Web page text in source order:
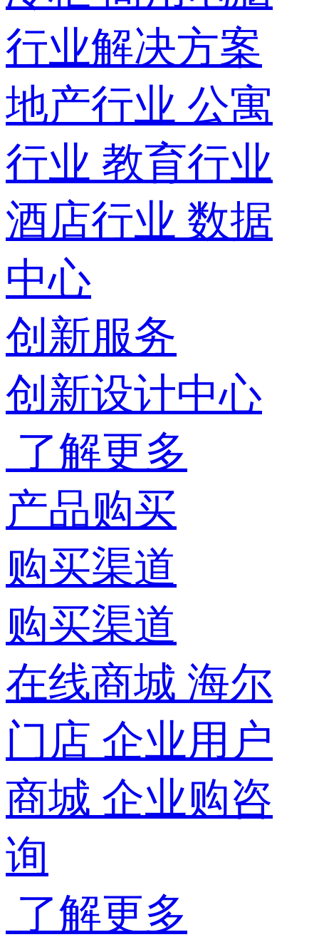
行业解决方案
地产行业 公寓
行业 教育行业
酒店行业 数据
中心
创新服务
创新设计中心
了解更多
产品购买
购买渠道
购买渠道
在线商城 海尔
门店 企业用户
商城 企业购咨
询
了解更多